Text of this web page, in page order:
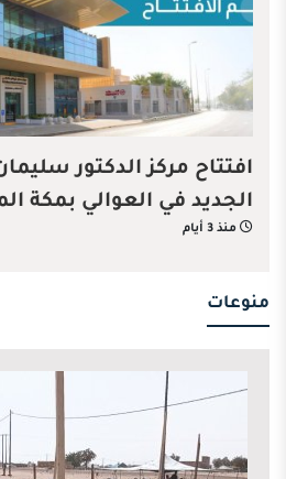
افتتاح مركز الدكتور
الجديد في العوالي بمكة
منذ 3 أيام
منوعات